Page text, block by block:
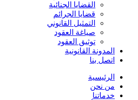
القضايا الجنائية
قضايا الجرائم
التمثيل القانوني
صياغة العقود
توثيق العقود
المدونة القانونية
اتصل بنا
الرئيسية
من نحن
خدماتنا